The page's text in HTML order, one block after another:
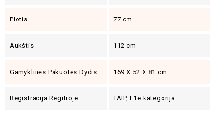
Plotis 77 cm
Aukštis 112 cm
Gamyklinės Pakuotės Dydis 169 X 52 X 81 cm
Registracija Regitroje TAIP, L1e kategorija